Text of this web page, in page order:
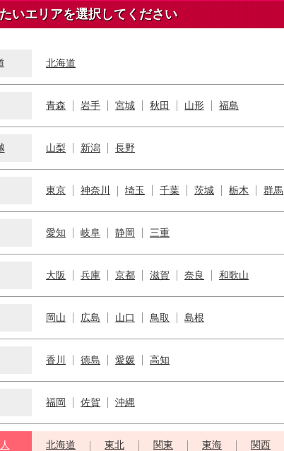
いエリアを選択してください
北海道
青森 岩手 宮城 秋田 山形 福島
山梨 新潟 長野
東京 神奈川 埼玉 千葉 茨城 栃木 群馬
愛知 岐阜 静岡 三重
大阪 兵庫 京都 滋賀 奈良 和歌山
岡山 広島 山口 鳥取 島根
香川 徳島 愛媛 高知
福岡 佐賀 沖縄
北海道 東北 関東 東海 関西